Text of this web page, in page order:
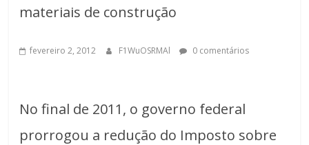
materiais de construção
fevereiro 2, 2012 F1WuOSRMAl 0 comentários
No final de 2011, o governo federal
prorrogou a redução do Imposto sobre